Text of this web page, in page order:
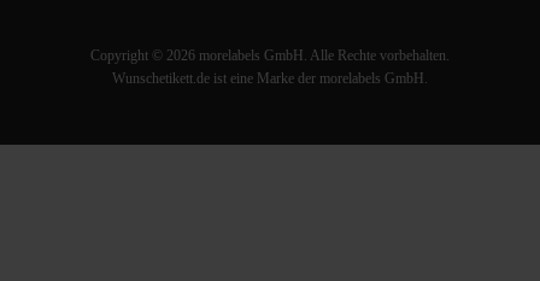
Copyright © 2026 morelabels GmbH. Alle Rechte vorbehalten.
Wunschetikett.de ist eine Marke der morelabels GmbH.